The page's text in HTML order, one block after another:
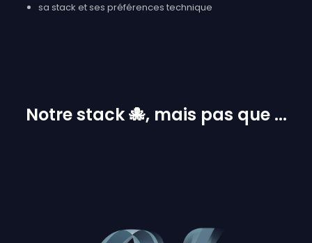
sa stack et ses préférences technique
Notre stack 🐙, mais pas que ...